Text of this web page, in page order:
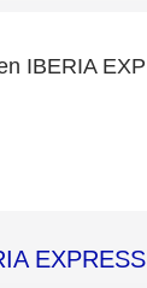
EXPRESS